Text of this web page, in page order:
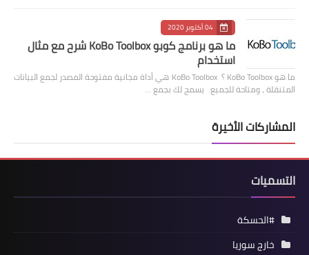
04 أكتوبر 2020
ما هو برنامج كوبو KoBo Toolbox شرح مع مثال
استخدام
ما هو KoBo Toolbox ؟ KoBo Toolbox هي أداة مجانية مفتوحة المصدر لجمع البيانات
المتنقلة ، ومتاحة للجميع. يسمح لك بجمع …
المشاركات الأخيرة
التسميات
#الحسكة
خارج سوريا